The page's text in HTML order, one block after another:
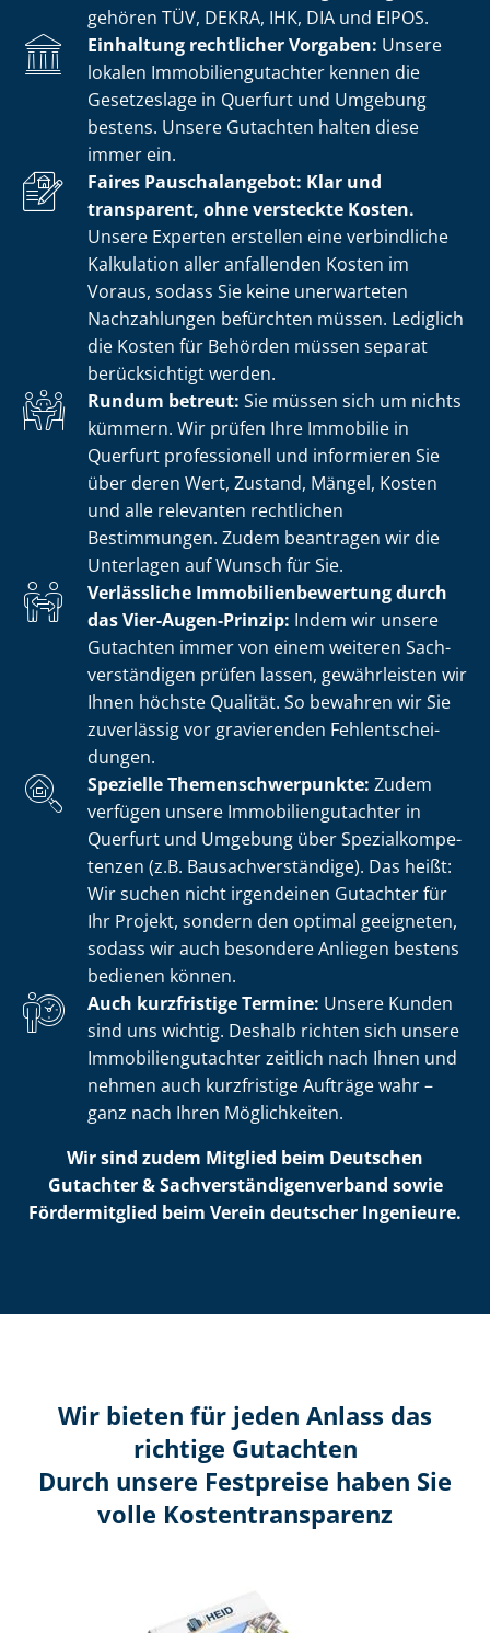
gehören TÜV, DEKRA, IHK, DIA und EIPOS.
Einhaltung rechtlicher Vorgaben: Unsere
lokalen Im­mo­bi­li­en­gut­ach­ter kennen die
Gesetzeslage in Querfurt und Umgebung
bestens. Unsere Gutachten halten diese
immer ein.
Faires Pauschalangebot: Klar und
transparent, ohne versteckte Kosten.
Unsere Experten erstellen eine verbindliche
Kalkulation aller anfallenden Kosten im
Voraus, sodass Sie keine unerwarteten
Nachzahlungen befürchten müssen. Lediglich
die Kosten für Behörden müssen separat
berücksichtigt werden.
Rundum betreut: Sie müssen sich um nichts
kümmern. Wir prüfen Ihre Immobilie in
Querfurt professionell und informieren Sie
über deren Wert, Zustand, Mängel, Kosten
und alle relevanten rechtlichen
Bestimmungen. Zudem beantragen wir die
Unterlagen auf Wunsch für Sie.
Verlässliche Im­mo­bi­li­en­be­wer­tung durch
das Vier-Augen-Prinzip: Indem wir unsere
Gutachten immer von einem weiteren Sach­
ver­stän­di­gen prüfen lassen, gewährleisten wir
Ihnen höchste Qualität. So bewahren wir Sie
zuverlässig vor gravierenden Fehl­ent­schei­
dun­gen.
Spezielle The­men­schwer­punk­te: Zudem
verfügen unsere Im­mo­bi­li­en­gut­ach­ter in
Querfurt und Umgebung über Spe­zi­al­kom­pe­
ten­zen (z.B. Bau­sach­ver­stän­di­ge). Das heißt:
Wir suchen nicht irgendeinen Gutachter für
Ihr Projekt, sondern den optimal geeigneten,
sodass wir auch besondere Anliegen bestens
bedienen können.
Auch kurzfristige Termine: Unsere Kunden
sind uns wichtig. Deshalb richten sich unsere
Im­mo­bi­li­en­gut­ach­ter zeitlich nach Ihnen und
nehmen auch kurzfristige Aufträge wahr –
ganz nach Ihren Möglichkeiten.
Wir sind zudem Mitglied beim Deutschen
Gutachter & Sach­ver­stän­di­gen­ver­band sowie
Fördermitglied beim Verein deutscher Ingenieure.
Wir bieten für jeden Anlass das
richtige Gutachten
Durch unsere Festpreise haben Sie
volle Kosten­transparenz